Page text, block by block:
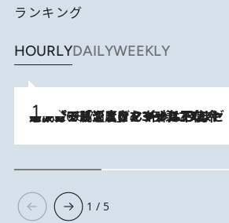
ランキング
HOURLYDAILYWEEKLY
2026.8.7
メントールやエタノールは不使用。ピジョンより、マイルドな冷感成分で肌温度をマイナス3℃まで下げる「ごきげんクール ひんやりアクアミスト」を3名様にプレゼント
1 / 5